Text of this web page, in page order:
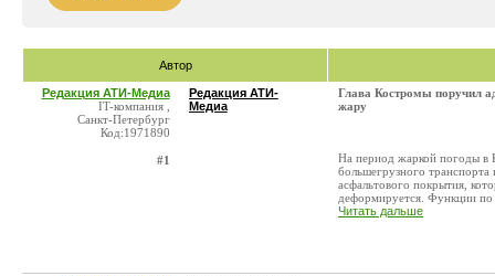
Автор
Редакция АТИ-Медиа
IT-компания ,
Санкт-Петербург
Код:1971890
#1
Редакция АТИ-
Медиа
Глава Костромы поручил
жару
На период жаркой погоды в
большегрузного
асфальтового покрытия,
деформируется. Функции
Читать дальше